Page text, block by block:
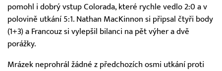
pomohl i dobrý vstup Colorada, které rychle vedlo 2:0 a v
polovině utkání 5:1. Nathan MacKinnon si připsal čtyři body
(1+3) a Francouz si vylepšil bilanci na pět výher a dvě
porážky.
Mrázek neprohrál žádné z předchozích osmi utkání proti